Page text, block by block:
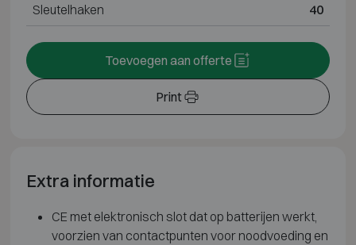
Sleutelhaken 40
Print
Toevoegen aan offerte
Extra informatie
CE met elektronisch slot dat op batterijen werkt,
voorzien van contactpunten voor noodvoeding en